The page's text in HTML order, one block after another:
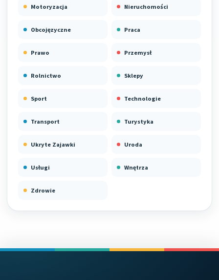
Motoryzacja Nieruchomości
Obcojęzyczne Praca
Prawo Przemysł
Rolnictwo Sklepy
Sport Technologie
Transport Turystyka
Ukryte Zajawki Uroda
Usługi Wnętrza
Zdrowie